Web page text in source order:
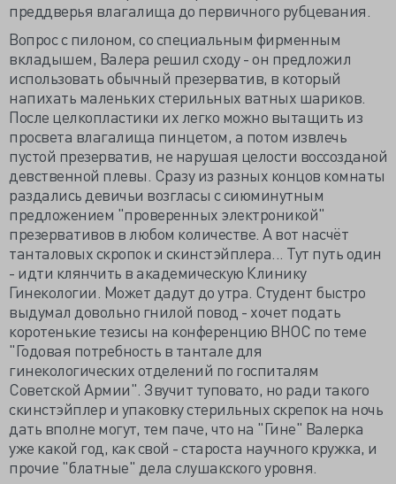
преддверья влагалища до первичного рубцевания.
Вопрос с пилоном, со специальным фирменным
вкладышем, Валера решил сходу - он предложил
использовать обычный презерватив, в который
напихать маленьких стерильных ватных шариков.
После целкопластики их легко можно вытащить из
просвета влагалища пинцетом, а потом извлечь
пустой презерватив, не нарушая целости воссозданой
девственной плевы. Сразу из разных концов комнаты
раздались девичьи возгласы с сиюминутным
предложением "проверенных электроникой"
презервативов в любом количестве. А вот насчёт
танталовых скропок и скинстэйплера... Тут путь один
- идти клянчить в академическую Клинику
Гинекологии. Может дадут до утра. Студент быстро
выдумал довольно гнилой повод - хочет подать
коротенькие тезисы на конференцию ВНОС по теме
"Годовая потребность в тантале для
гинекологических отделений по госпиталям
Советской Армии". Звучит туповато, но ради такого
скинстэйплер и упаковку стерильных скрепок на ночь
дать вполне могут, тем паче, что на "Гине" Валерка
уже какой год, как свой - староста научного кружка, и
прочие "блатные" дела слушакского уровня.